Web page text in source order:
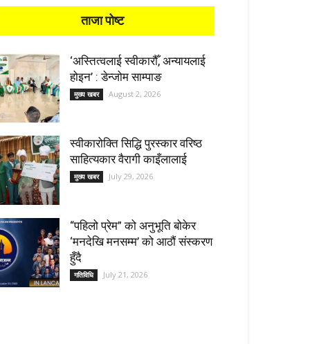
ताजा पोष्ट
‘अस्तित्वलाई स्वीकारौँ, अन्यायलाई
होइन’ : डेन्जोम साम्पाङ
मुख्य खबर August 2, 2026
स्वीकारोक्ति सिद्धि पुरस्कार वरिष्ठ
साहित्यकार वैरागी काइँलालाई
मुख्य खबर July 29, 2026
“पहिलो प्रेम” को अनुभूति बोकेर
‘मनदेखि मनसम्म’ को आठौं संस्करण
हुँदै
गतिविधि July 21, 2026